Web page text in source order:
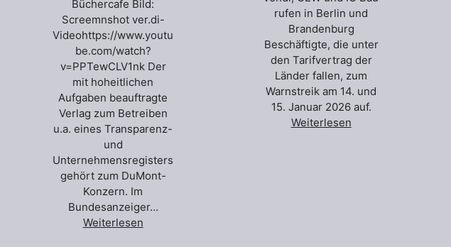
Büchercafe Bild:
Screemnshot ver.di-
Videohttps://www.youtu
be.com/watch?
v=PPTewCLV1nk Der
mit hoheitlichen
Aufgaben beauftragte
Verlag zum Betreiben
u.a. eines Transparenz-
und
Unternehmensregisters
gehört zum DuMont-
Konzern. Im
Bundesanzeiger…
Weiterlesen
rufen in Berlin und
Brandenburg
Beschäftigte, die unter
den Tarifvertrag der
Länder fallen, zum
Warnstreik am 14. und
15. Januar 2026 auf.
Weiterlesen